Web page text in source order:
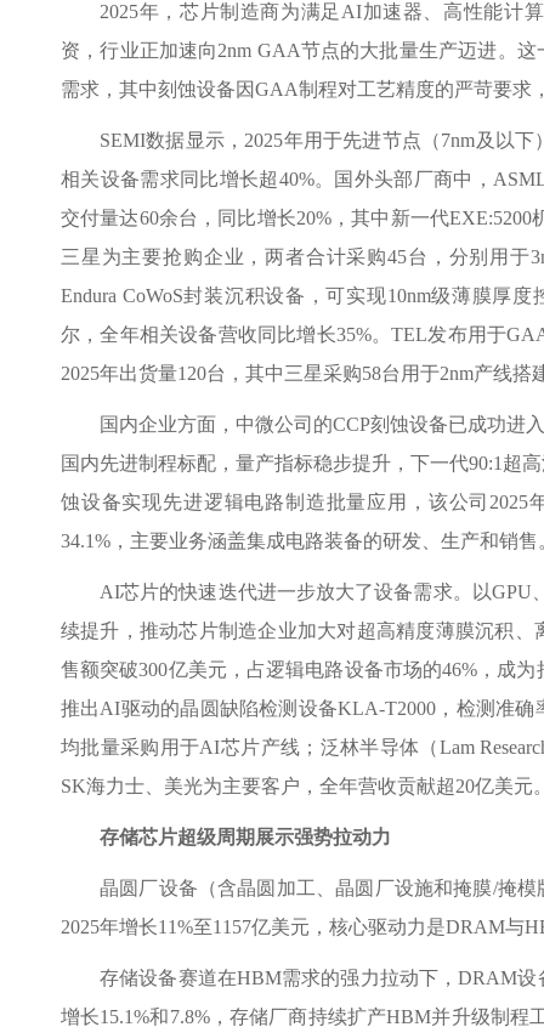
2025年，芯片制造商为满足AI加速器、高性能计
资，行业正加速向2nm GAA节点的大批量生产迈进。
需求，其中刻蚀设备因GAA制程对工艺精度的严苛要求
SEMI数据显示，2025年用于先进节点（7nm及以
相关设备需求同比增长超40%。国外头部厂商中，
交付量达60余台，同比增长20%，其中新一代
三星为主要抢购企业，两者合计采购45台，分别用于
Endura CoWoS封装沉积设备，可实现10nm级薄膜厚
尔，全年相关设备营收同比增长35%。TEL发布用于
2025年出货量120台，其中三星采购58台用于2nm产线搭
国内企业方面，中微公司的CCP刻蚀设备已成功进
国内先进制程标配，量产指标稳步提升，下一代90:1超
蚀设备实现先进逻辑电路制造批量应用，该公司
34.1%，主要业务涵盖集成电路装备的研发、生产和销售
AI芯片的快速迭代进一步放大了设备需求。以
续提升，推动芯片制造企业加大对超高精度薄膜沉积
售额突破300亿美元，占逻辑电路设备市场的46%，成
推出AI驱动的晶圆缺陷检测设备KLA-T2000，检测准确
均批量采购用于AI芯片产线；泛林半导体（Lam
SK海力士、美光为主要客户，全年营收贡献超20亿美元
存储芯片超级周期展示强势拉动力
晶圆厂设备（含晶圆加工、晶圆厂设施和掩膜/掩
2025年增长11%至1157亿美元，核心驱动力是DRAM与
存储设备赛道在HBM需求的强力拉动下，DRAM设
增长15.1%和7.8%，存储厂商持续扩产HBM并升级制